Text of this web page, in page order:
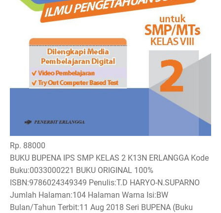
Rp. 88000
BUKU BUPENA IPS SMP KELAS 2 K13N ERLANGGA Kode
Buku:0033000221 BUKU ORIGINAL 100%
ISBN:9786024349349 Penulis:T.D HARYO-N.SUPARNO
Jumlah Halaman:104 Halaman Warna Isi:BW
Bulan/Tahun Terbit:11 Aug 2018 Seri BUPENA (Buku